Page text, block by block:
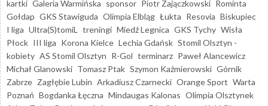
kartki Galeria Warmińska sponsor Piotr Zajączkowski Rominta
Gołdap GKS Stawiguda Olimpia Elbląg Łukta Resovia Biskupiec
I liga Ultra(S)tomiL treningi Miedź Legnica GKS Tychy Wisła
Płock III liga Korona Kielce Lechia Gdańsk Stomil Olsztyn -
kobiety AS Stomil Olsztyn R-Gol terminarz Paweł Alancewicz
Michał Glanowski Tomasz Ptak Szymon Kaźmierowski Górnik
Zabrze Zagłębie Lubin Arkadiusz Czarnecki Orange Sport Warta
Poznań Bogdanka Łęczna Mindaugas Kalonas Olimpia Olsztynek